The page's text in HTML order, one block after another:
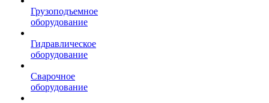
Грузоподъемное
оборудование
Гидравлическое
оборудование
Сварочное
оборудование